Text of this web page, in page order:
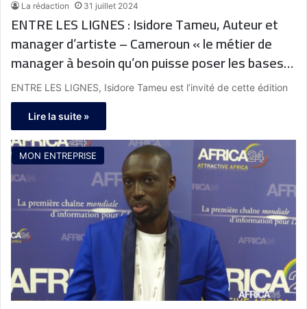
La rédaction 31 juillet 2024
ENTRE LES LIGNES : Isidore Tameu, Auteur et
manager d’artiste – Cameroun « le métier de
manager à besoin qu’on puisse poser les bases
de ce métier afin d’aider dans la construction
d’un écosystème musical cohérent »
ENTRE LES LIGNES, Isidore Tameu est l’invité de cette édition
Lire la suite »
MON ENTREPRISE